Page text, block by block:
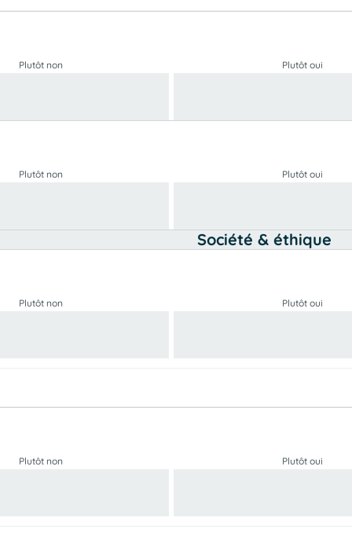
Plutôt non Plutôt oui
Plutôt non Plutôt oui
Société & éthique
Plutôt non Plutôt oui
Plutôt non Plutôt oui